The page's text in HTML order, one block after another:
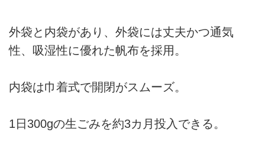
外袋と内袋があり、外袋には丈夫かつ通気
性、吸湿性に優れた帆布を採用。
内袋は巾着式で開閉がスムーズ。
1日300gの生ごみを約3カ月投入できる。